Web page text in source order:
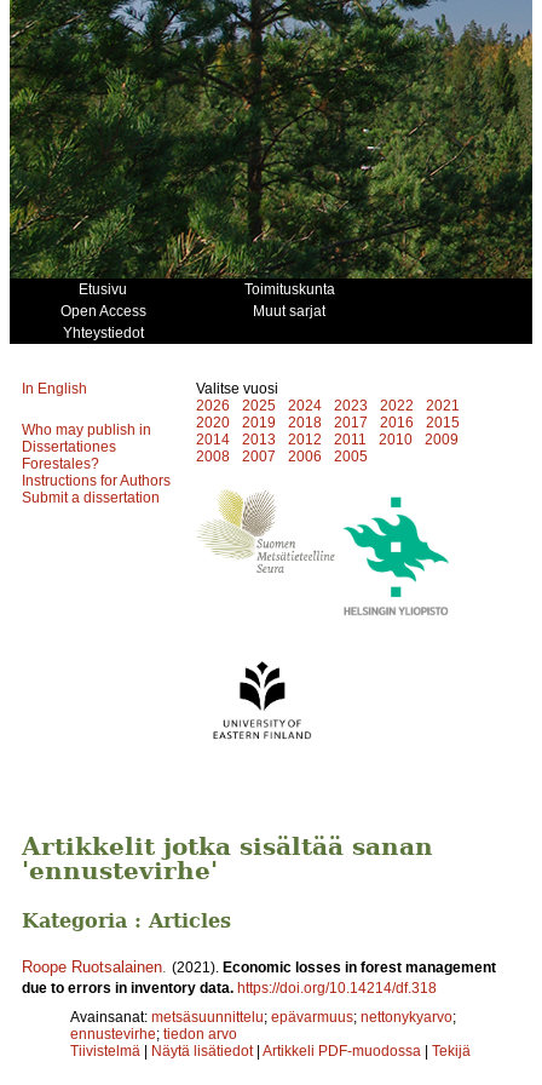
Etusivu
Toimituskunta
Open Access
Muut sarjat
Yhteystiedot
In English
Who may publish in
Dissertationes
Forestales?
Instructions for Authors
Submit a dissertation
Valitse vuosi
2026
2025 2024 2023 2022
2021
2020
2019 2018 2017 2016
2015
2014
2013 2012 2011 2010
2009
2008
2007 2006 2005
Artikkelit jotka sisältää sanan
'ennustevirhe'
Kategoria : Articles
Roope Ruotsalainen (2021). Economic losses in forest management
due to errors in inventory data. https://doi.org/10.14214/df.318
Avainsanat: metsäsuunnittelu; epävarmuus; nettonykyarvo;
ennustevirhe; tiedon arvo
Tiivistelmä | Näytä lisätiedot | Artikkeli PDF-muodossa | Tekijä